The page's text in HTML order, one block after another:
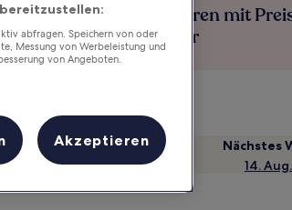
Mehr sparen mit
Mitglieder
Wochenende
- 9. Aug.
Nächstes
14.
abfragen. Speichern von oder
Messung von Werbeleistung und
von Angeboten.
Akzeptieren